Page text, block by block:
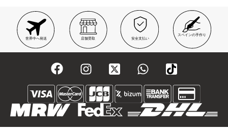
世界中へ発送 店舗受取 安全支払い
スペインの手作り